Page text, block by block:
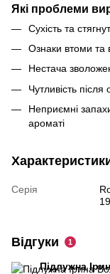
Які проблеми
Сухість та
Ознаки втоми та
Нестача
Чутливість
Неприємні
ароматі
Серія
Відгуки 1
Підлужна